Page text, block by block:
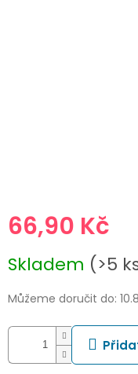
66,90 Kč
cena:
Skladem (>5
Můžeme doručit do: